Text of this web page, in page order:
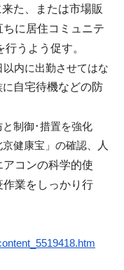
た、
または市場販
ちに居住コミュニテ
うよう促す。
内に出勤させてはな
に自宅待機などの防
と制御･措置を強化
健康宝」の確認、
人
コンの科学的使
業をしっかり行